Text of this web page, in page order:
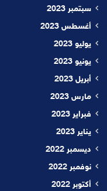
سبتمبر 2023
أغسطس 2023
يوليو 2023
يونيو 2023
أبريل 2023
مارس 2023
فبراير 2023
يناير 2023
ديسمبر 2022
نوفمبر 2022
أكتوبر 2022